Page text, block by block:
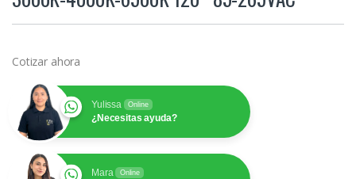
Cotizar ahora
Yulissa Online
¿Necesitas ayuda?
Mara Online